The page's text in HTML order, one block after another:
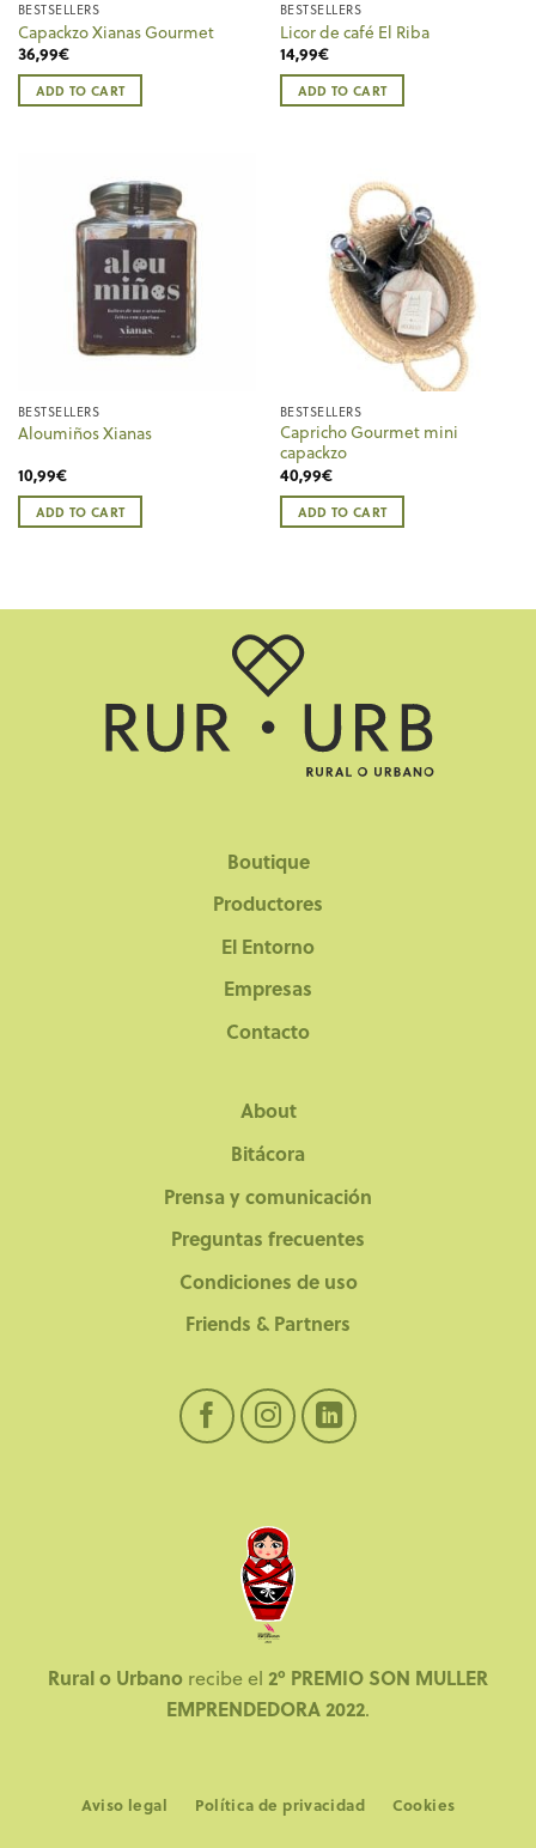
BESTSELLERS
Capackzo Xianas Gourmet
36,99€
ADD TO CART
BESTSELLERS
Licor de café El Riba
14,99€
ADD TO CART
BESTSELLERS
Aloumiños Xianas
10,99€
ADD TO CART
BESTSELLERS
Capricho Gourmet mini
capackzo
40,99€
ADD TO CART
Boutique
Productores
El Entorno
Empresas
Contacto
About
Bitácora
Prensa y comunicación
Preguntas frecuentes
Condiciones de uso
Friends & Partners
Rural o Urbano recibe el 2º PREMIO SON MULLER
EMPRENDEDORA 2022.
Aviso legal Política de privacidad Cookies